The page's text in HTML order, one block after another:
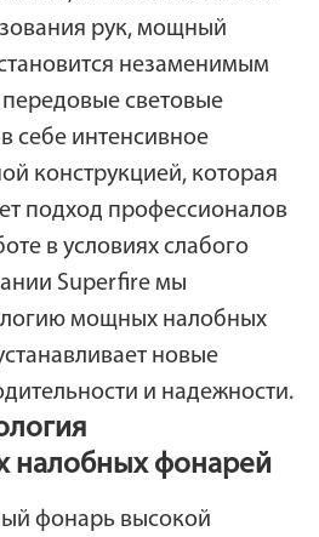
рук, мощный
незаменимым
световые
себе интенсивное
конструкцией, которая
подход профессионалов
в условиях слабого
Superfire мы
мощных налобных
новые
и надежности.
налобных фонарей
фонарь высокой